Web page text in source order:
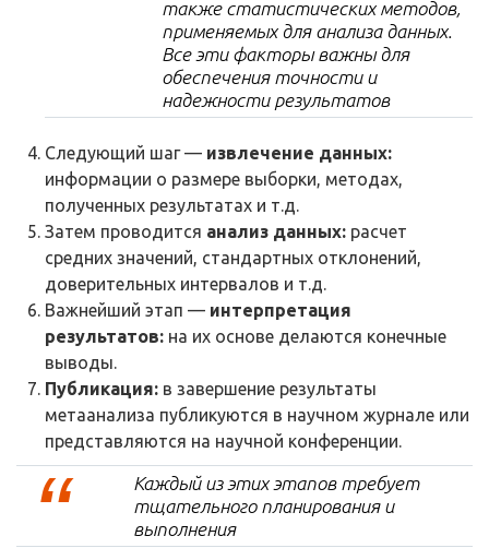
также статистических методов,
применяемых для анализа данных.
Все эти факторы важны для
обеспечения точности и
надежности результатов
Cледующий шаг — извлечение данных:
информации о размере выборки, методах,
полученных результатах и т.д.
Затем проводится анализ данных: расчет
средних значений, стандартных отклонений,
доверительных интервалов и т.д.
Важнейший этап — интерпретация
результатов: на их основе делаются конечные
выводы.
Публикация: в завершение результаты
метаанализа публикуются в научном журнале или
представляются на научной конференции.
Каждый из этих этапов требует
тщательного планирования и
выполнения